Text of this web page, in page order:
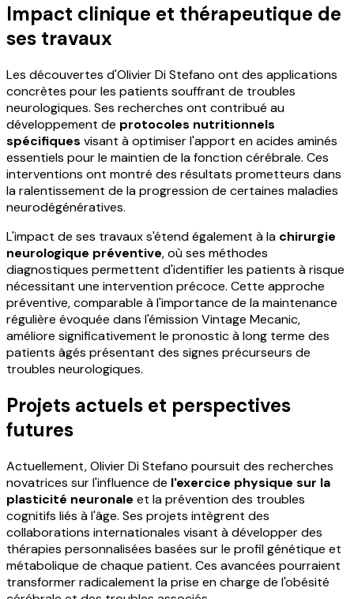
Impact clinique et thérapeutique de
ses travaux
Les découvertes d'Olivier Di Stefano ont des applications
concrètes pour les patients souffrant de troubles
neurologiques. Ses recherches ont contribué au
développement de protocoles nutritionnels
spécifiques visant à optimiser l'apport en acides aminés
essentiels pour le maintien de la fonction cérébrale. Ces
interventions ont montré des résultats prometteurs dans
la ralentissement de la progression de certaines maladies
neurodégénératives.
L'impact de ses travaux s'étend également à la chirurgie
neurologique préventive, où ses méthodes
diagnostiques permettent d'identifier les patients à risque
nécessitant une intervention précoce. Cette approche
préventive, comparable à l'importance de la maintenance
régulière évoquée dans l'émission Vintage Mecanic,
améliore significativement le pronostic à long terme des
patients âgés présentant des signes précurseurs de
troubles neurologiques.
Projets actuels et perspectives
futures
Actuellement, Olivier Di Stefano poursuit des recherches
novatrices sur l'influence de l'exercice physique sur la
plasticité neuronale et la prévention des troubles
cognitifs liés à l'âge. Ses projets intègrent des
collaborations internationales visant à développer des
thérapies personnalisées basées sur le profil génétique et
métabolique de chaque patient. Ces avancées pourraient
transformer radicalement la prise en charge de l'obésité